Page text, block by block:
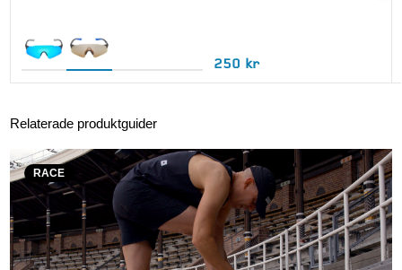
250 kr
Relaterade produktguider
RACE